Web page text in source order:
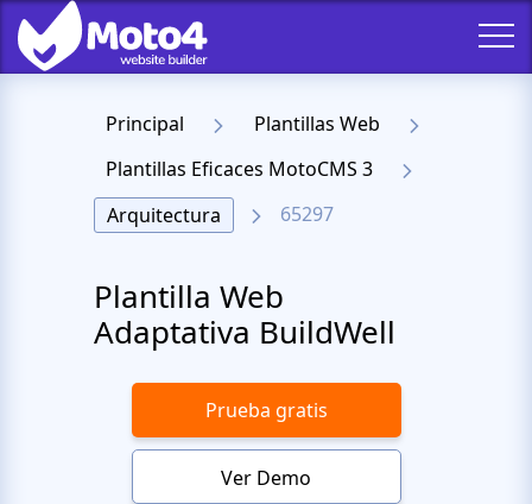
Principal
Plantillas Web
Plantillas Eficaces MotoCMS 3
Arquitectura
65297
Plantilla Web
Adaptativa BuildWell
Prueba gratis
Ver Demo